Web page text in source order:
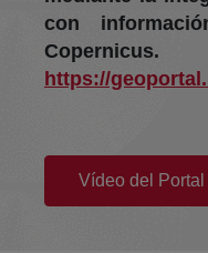
con
Copernicus.
https://
(abre en nueva
Vídeo del